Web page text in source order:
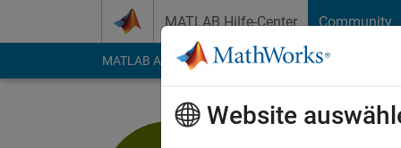
MATLAB Hilfe-Center Community
MATLAB Answers File Exchange Cody
Website